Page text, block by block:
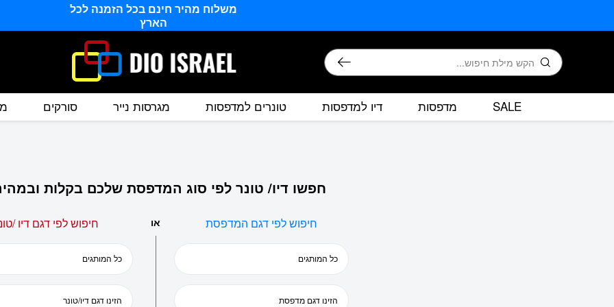
משלוח מהיר חינם בכל הזמנה לכל
הארץ
חיפוש
SALE מדפסות דיו למדפסות טונרים למדפסות מגרסות נייר סורקים
חפשו דיו/ טונר לפי סוג המדפסת שלכם בקלות
חיפוש לפי דגם המדפסת או חיפוש לפי דגם דיו /